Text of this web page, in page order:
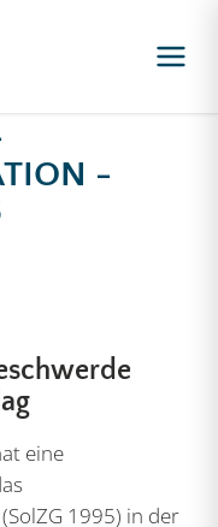
-
eine
1995) in der